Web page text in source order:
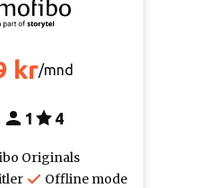
kr/mnd
1 4
Originals
Offline mode